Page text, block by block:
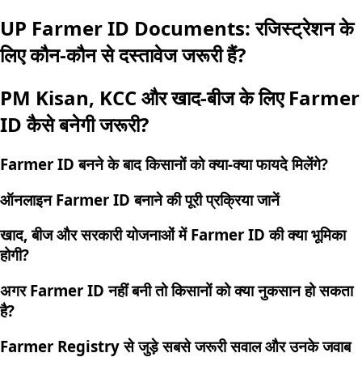
UP Farmer ID Documents: रजिस्ट्रेशन के
लिए कौन-कौन से दस्तावेज जरूरी हैं?
PM Kisan, KCC और खाद-बीज के लिए Farmer
ID कैसे बनेगी जरूरी?
Farmer ID बनने के बाद किसानों को क्या-क्या फायदे मिलेंगे?
ऑनलाइन Farmer ID बनाने की पूरी प्रक्रिया जानें
खाद, बीज और सरकारी योजनाओं में Farmer ID की क्या भूमिका
होगी?
अगर Farmer ID नहीं बनी तो किसानों को क्या नुकसान हो सकता
है?
Farmer Registry से जुड़े सबसे जरूरी सवाल और उनके जवाब